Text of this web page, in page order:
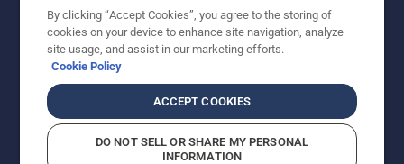
© Husqvarna AB (publ). All rights reserved. Priserna
som visas är rekommenderade cirkapriser. Alla angivna
priser är rekommenderade försäljningspriser (inkl.
moms) om inte produkten är tillgänglig för direkt köp.
CookiepolicyAnvändningsvillkor Sekretessmeddelande
Rapportera misstänkta överträdelser
By clicking “Accept Cookies”, you agree to the storing of
cookies on your device to enhance site navigation, analyze
site usage, and assist in our marketing efforts.
Cookie Policy
ACCEPT COOKIES
DO NOT SELL OR SHARE MY PERSONAL
INFORMATION